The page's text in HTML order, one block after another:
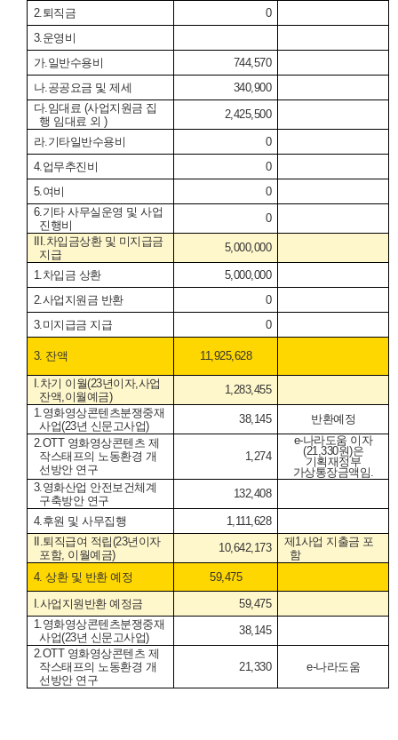
2.퇴직금
0
3.운영비
가.일반수용비
744,570
나.공공요금 및 제세
340,900
다.임대료 (사업지원금 집
행 임대료 외)
2,425,500
라.기타일반수용비
0
4.업무추진비
0
5.여비
0
6.기타 사무실운영 및 사업
진행비
0
III.차입금상환 및 미지급금
지급
5,000,000
1.차입금 상환
5,000,000
2.사업지원금 반환
0
3.미지급금 지급 0
3. 잔액 11,925,628
I.차기 이월(23년이자,사업
잔액,이월예금)
1,283,455
1.영화영상콘텐츠분쟁중재
사업(23년 신문고사업)
38,145
반환예정
2.OTT 영화영상콘텐츠 제
작스태프의 노동환경 개
선방안 연구
1,274
e-나라도움 이자
(21,330원)은
기획재정부
가상통장금액임.
3.영화산업 안전보건체계
구축방안 연구
132,408
4.후원 및 사무집행
1,111,628
II.퇴직급여 적립(23년이자
포함, 이월예금)
10,642,173 제1사업 지출금 포
함
4.상환 및 반환 예정
59,475
I.사업지원반환 예정금
59,475
1.영화영상콘텐츠분쟁중재
사업(23년 신문고사업)
38,145
2.OTT 영화영상콘텐츠 제
작스태프의 노동환경 개
선방안 연구
21,330 e-나라도움